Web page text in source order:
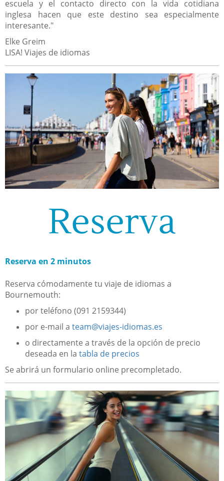
escuela y el contacto directo con la vida cotidiana
inglesa hacen que este destino sea especialmente
interesante."
Elke Greim
LISA! Viajes de idiomas
Reserva
Reserva en 2 minutos
Reserva cómodamente tu viaje de idiomas a
Bournemouth:
por teléfono (091 2159344)
por e-mail a team@viajes-idiomas.es
o directamente a través de la opción de precio
deseada en la tabla de precios
Se abrirá un formulario online precompletado.